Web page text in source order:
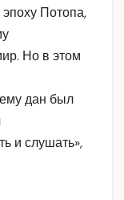
Потопа,
Но в этом
ему дан был
и слушать»,